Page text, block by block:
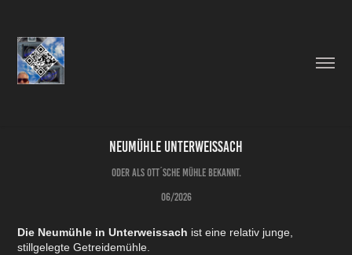
Neumühle Unterweissach
oder als Ott´sche Mühle bekannt.
06/2026
Die Neumühle in Unterweissach ist eine relativ junge,
stillgelegte Getreidemühle.